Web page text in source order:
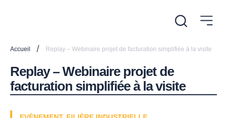
Accueil / Replay – Webinaire projet de facturation simplifiée à la visite
Replay – Webinaire projet de
facturation simplifiée à la visite